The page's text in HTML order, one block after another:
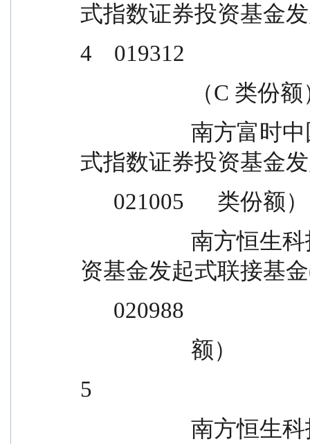
式指数证券投资基金
4    019312
（C 类
式指数证券投资基金
      021005      类份额）
资基金发起式联接基
      020988
                    额）
5